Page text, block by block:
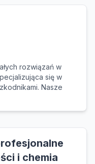
rozwiązań w
się w
Nasze
i chemia